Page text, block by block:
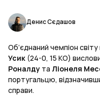
Денис Сєдашов
Об’єднаний чемпіон світу
Усик (24-0, 15 КО)
Роналду та Ліонеля
португальцю,
справи.